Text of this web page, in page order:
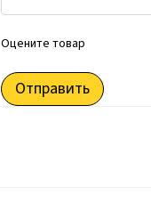
Оцените товар
Отправить